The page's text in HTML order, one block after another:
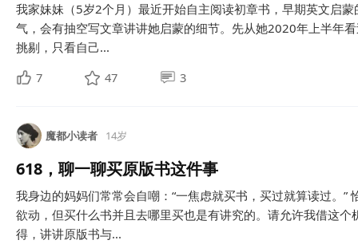
我家妹妹（5岁2个月）最近开始自主阅读初章书，早期英文启
气，会有抽空写文章讲讲她启蒙的细节。先从她2020年上半年
挑剔，只看自己...
7
47 3
魔都小读者 14岁
618，聊一聊买原版书这件事
我身边的妈妈们常常会自嘲：“一焦虑就买书，买过就算读过。”
欲动，但买什么书并且去哪里买也是有讲究的。请允许我借这
得，讲讲原版书与...